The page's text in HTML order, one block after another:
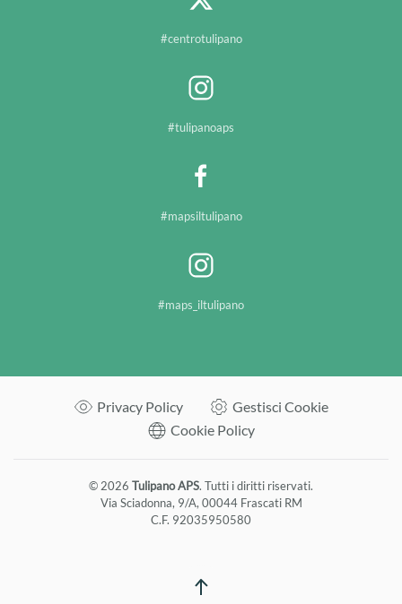
#centrotulipano
#tulipanoaps
#mapsiltulipano
#maps_iltulipano
Privacy Policy
Gestisci Cookie
Cookie Policy
© 2026 Tulipano APS. Tutti i diritti riservati.
Via Sciadonna, 9/A, 00044 Frascati RM
C.F. 92035950580